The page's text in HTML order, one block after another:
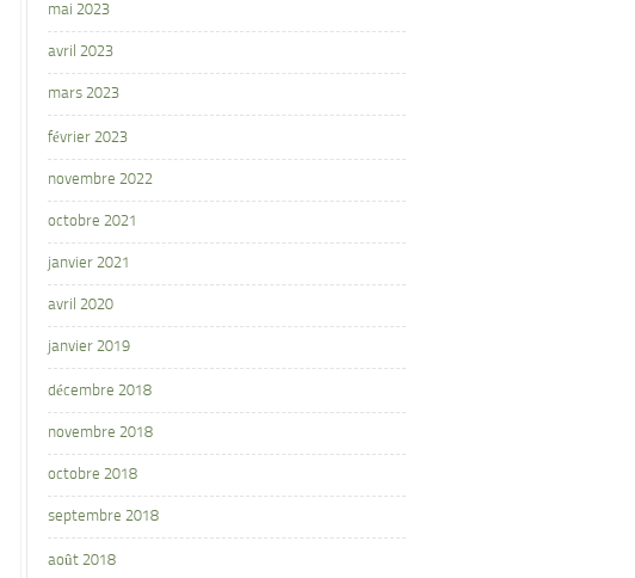
mai 2023
avril 2023
mars 2023
février 2023
novembre 2022
octobre 2021
janvier 2021
avril 2020
janvier 2019
décembre 2018
novembre 2018
octobre 2018
septembre 2018
août 2018